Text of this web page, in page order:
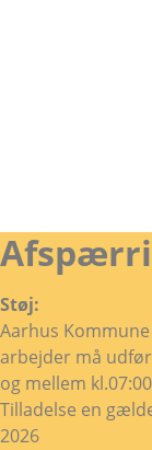
Støj:
Aarhus
arbejder må
og mellem
Tilladelse en
2026